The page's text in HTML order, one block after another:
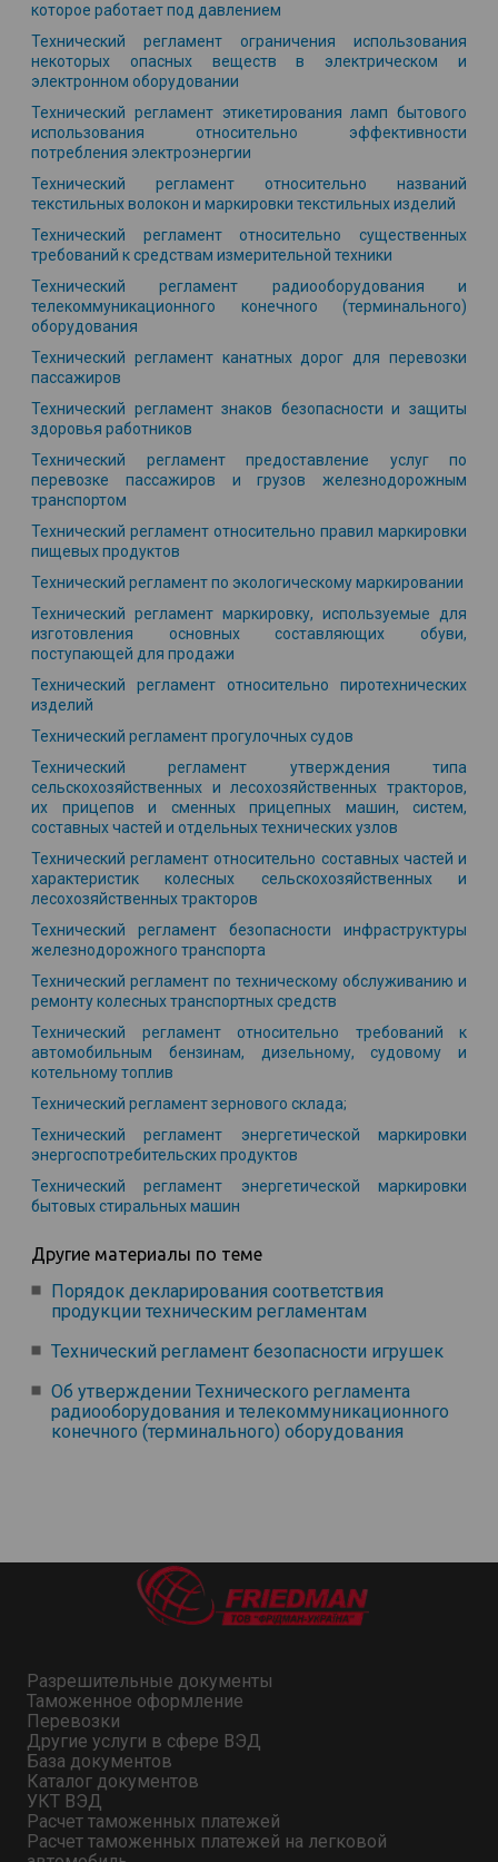
которое работает под давлением
Технический регламент ограничения использования
некоторых опасных веществ в электрическом и
электронном оборудовании
Технический регламент этикетирования ламп бытового
использования относительно эффективности
потребления электроэнергии
Технический регламент относительно названий
текстильных волокон и маркировки текстильных изделий
Технический регламент относительно существенных
требований к средствам измерительной техники
Технический регламент радиооборудования и
телекоммуникационного конечного (терминального)
оборудования
Технический регламент канатных дорог для перевозки
пассажиров
Технический регламент знаков безопасности и защиты
здоровья работников
Технический регламент предоставление услуг по
перевозке пассажиров и грузов железнодорожным
транспортом
Технический регламент относительно правил маркировки
пищевых продуктов
Технический регламент по экологическому маркировании
Технический регламент маркировку, используемые для
изготовления основных составляющих обуви,
поступающей для продажи
Технический регламент относительно пиротехнических
изделий
Технический регламент прогулочных судов
Технический регламент утверждения типа
сельскохозяйственных и лесохозяйственных тракторов,
их прицепов и сменных прицепных машин, систем,
составных частей и отдельных технических узлов
Технический регламент относительно составных частей и
характеристик колесных сельскохозяйственных и
лесохозяйственных тракторов
Технический регламент безопасности инфраструктуры
железнодорожного транспорта
Технический регламент по техническому обслуживанию и
ремонту колесных транспортных средств
Технический регламент относительно требований к
автомобильным бензинам, дизельному, судовому и
котельному топлив
Технический регламент зернового склада;
Технический регламент энергетической маркировки
энергоспотребительских продуктов
Технический регламент энергетической маркировки
бытовых стиральных машин
Другие материалы по теме
Порядок декларирования соответствия
продукции техническим регламентам
Технический регламент безопасности игрушек
Об утверждении Технического регламента
радиооборудования и телекоммуникационного
конечного (терминального) оборудования
Разрешительные документы
Таможенное оформление
Перевозки
Другие услуги в сфере ВЭД
База документов
Каталог документов
УКТ ВЭД
Расчет таможенных платежей
Расчет таможенных платежей на легковой